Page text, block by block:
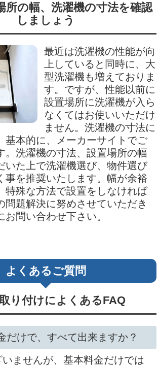
所の幅、洗濯機の寸法を確認
しましょう
最近は洗濯機の性能が向
上していると同時に、大
型洗濯機も増えておりま
す。ですが、性能以前に
設置場所に洗濯機が入ら
なくてはお使いいただけ
ません。洗濯機の寸法に
基本的に、メーカーサイトでご
。洗濯機の寸法、設置場所の幅
いた上で洗濯機選び、物件選び
事を推奨いたします。幅が余裕
特殊な方法で設置をしなければ
問題解決に努めさせていただき
お問い合わせ下さい。
よくあるご質問
り付けによくあるFAQ
だけで、すべて出来ますか？
ませんが、基本料金だけでは